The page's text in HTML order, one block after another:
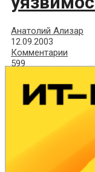
Анатолий Ализар
12.09.2003
Комментарии
599